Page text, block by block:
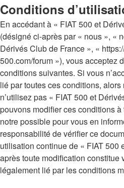
Conditions
En accédant à « FIAT 500 et
(désigné ci-après par « nous », «
Dérivés Club de France », «
500.com/forum »), vous acceptez
conditions suivantes. Si vous
lié par toutes ces conditions, alors
n’utilisez pas « FIAT 500 et
pouvons modifier ces conditions
notre possible pour vous en
responsabilité de vérifier ce
utilisation continue de « FIAT 500
après toute modification constitue
légalement lié par les conditions